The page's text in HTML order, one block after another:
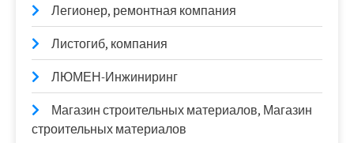
Легионер, ремонтная компания
Листогиб, компания
ЛЮМЕН-Инжиниринг
Магазин строительных материалов, Магазин
строительных материалов